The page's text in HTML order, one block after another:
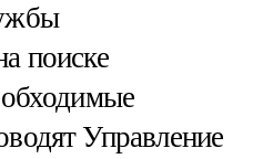
поиске
Управление